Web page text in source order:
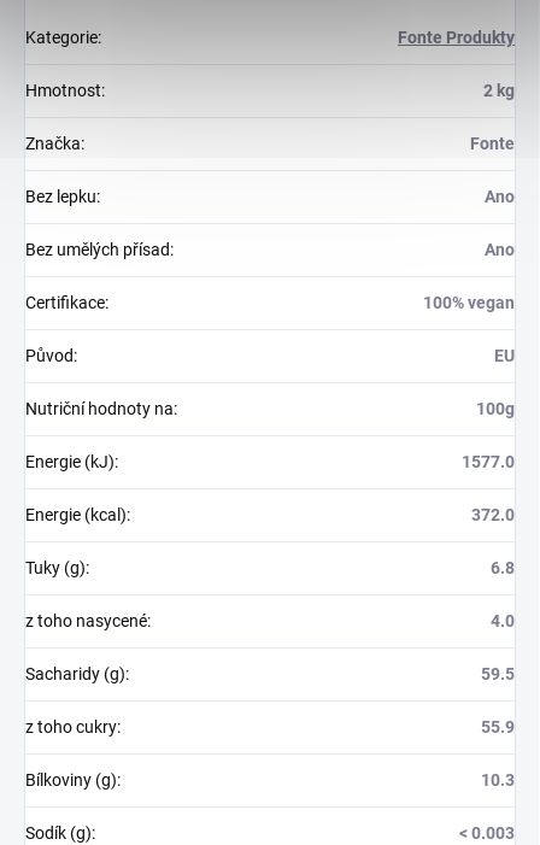
Kategorie: Fonte Produkty
Hmotnost: 2 kg
Značka: Fonte
Bez lepku: Ano
Bez umělých přísad: Ano
Certifikace: 100% vegan
Původ: EU
Nutriční hodnoty na: 100g
Energie (kJ): 1577.0
Energie (kcal): 372.0
Tuky (g): 6.8
z toho nasycené: 4.0
Sacharidy (g): 59.5
z toho cukry: 55.9
Bílkoviny (g): 10.3
Sodík (g): < 0.003